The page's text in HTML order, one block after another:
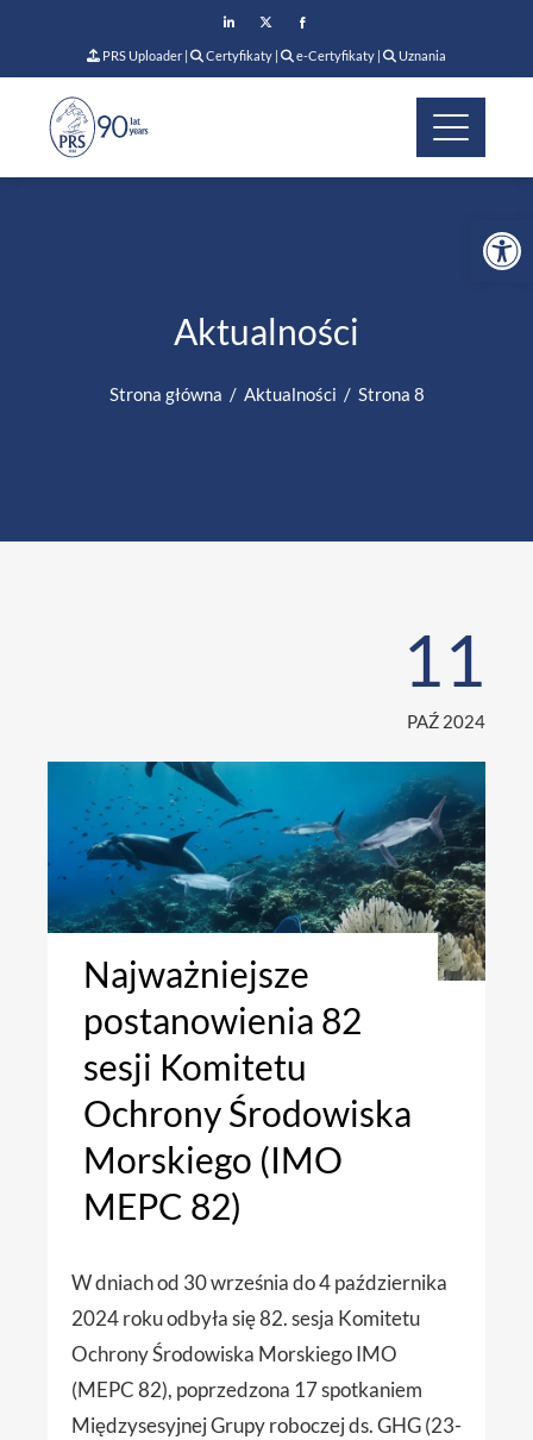
PRS Uploader | Certyfikaty | e-Certyfikaty | Uznania
Aktualności
Strona główna Aktualności Strona 8
11
PAŹ 2024
Najważniejsze
postanowienia 82
sesji Komitetu
Ochrony Środowiska
Morskiego (IMO
MEPC 82)
W dniach od 30 września do 4 października
2024 roku odbyła się 82. sesja Komitetu
Ochrony Środowiska Morskiego IMO
(MEPC 82), poprzedzona 17 spotkaniem
Międzysesyjnej Grupy roboczej ds. GHG (23-